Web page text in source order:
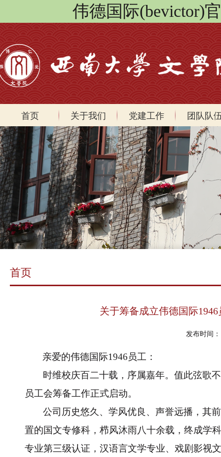
伟德国际(bevictor)
首页 关于我们 党建工作 团队队
首页
关于筹备成立伟德国际
发布时间
亲爱的伟德国际1946员工：
时维校庆百二十载，序属嘉年。值此弦歌
员工会筹备工作正式启动。
公司历史悠久、学风优良、声誉远播，其
置的国文专修科，栉风沐雨八十余载，终成学
专业第三级认证，汉语言文学专业、戏剧影视